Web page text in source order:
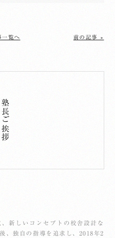
一覧へ 前の記事 »
塾長ご挨拶
新しいコンセプトの校舎設計な
、独自の指導を追求し、2018年2